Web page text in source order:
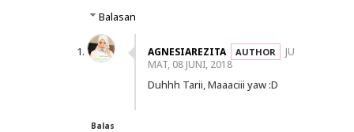
Balasan
AGNESIAREZITA
JU
MAT, 08 JUNI, 2018
Duhhh Tarii, Maaaciii yaw :D
Balas